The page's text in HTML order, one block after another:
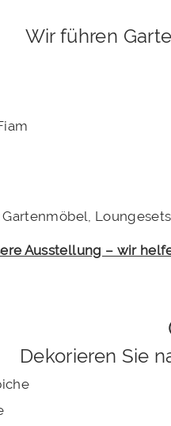
Wir führen
Ausstellung – wir
Dekorieren Sie